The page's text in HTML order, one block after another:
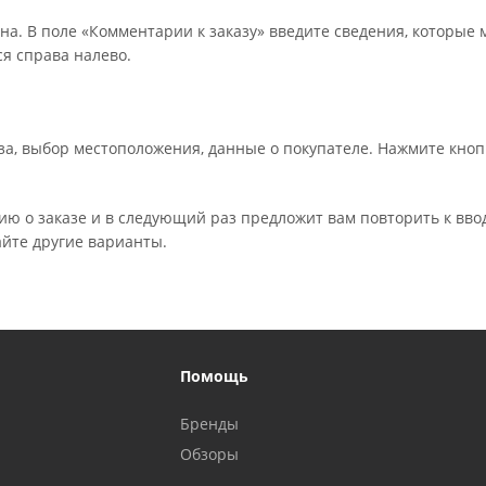
В поле «Комментарии к заказу» введите сведения, которые
справа налево.
выбор местоположения, данные о покупателе. Нажмите
о заказе и в следующий раз предложит вам повторить к
другие варианты.
Помощь
Бренды
Обзоры